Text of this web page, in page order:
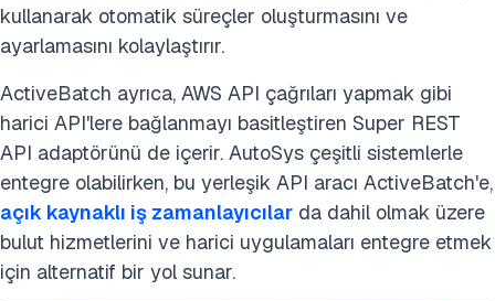
kullanarak otomatik süreçler oluşturmasını ve
ayarlamasını kolaylaştırır.
ActiveBatch ayrıca, AWS API çağrıları yapmak gibi
harici API'lere bağlanmayı basitleştiren Super REST
API adaptörünü de içerir. AutoSys çeşitli sistemlerle
entegre olabilirken, bu yerleşik API aracı ActiveBatch'e,
açık kaynaklı iş zamanlayıcılar da dahil olmak üzere
bulut hizmetlerini ve harici uygulamaları entegre etmek
için alternatif bir yol sunar.